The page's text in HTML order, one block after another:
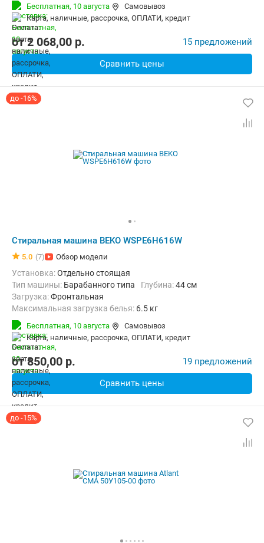
Сушка:Есть
Дополнительные функции:
Выбор скорости отжима, Звуковой
Безопасность:Защита от детей, Контроль дисбаланса,
Ширина:60 см
Бесплатная, 10 августа
Самовывоз
карта, наличные, рассрочка, ОПЛАТИ, кредит
от2 068,00 p. 15 предложений
Сравнить цены
до -16%
Стиральная машина BEKO WSPE6H616W
5.0 (7) Обзор модели
Установка:Отдельно стоящая
Тип машины: Барабанного типа Глубина:44 см
загрузка:Фронтальная
Максимальная загрузка белья: 6.5 кг
Количество программ:
Материал бака:
Пластик
Дополнительные функции:
Выбор скорости отжима, Звуковой
Безопасность:
Ширина:59.6 см
Бесплатная, 10 августа
Самовывоз
карта, наличные, рассрочка, ОПЛАТИ, кредит
от850,00 p. 19 предложений
Сравнить цены
до -15%